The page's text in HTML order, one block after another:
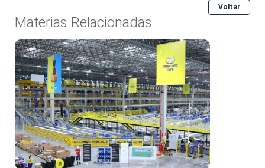
Voltar
Matérias Relacionadas